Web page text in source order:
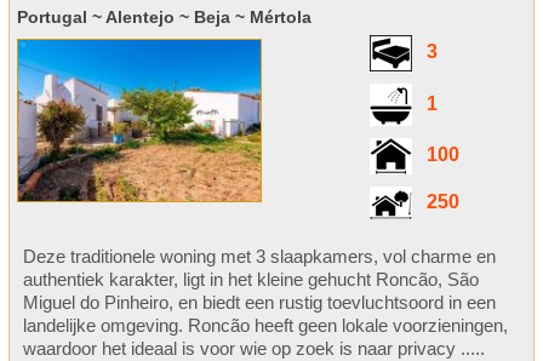
Portugal ~ Alentejo ~ Beja ~ Mértola
3
1
100
250
Deze traditionele woning met 3 slaapkamers, vol charme en
authentiek karakter, ligt in het kleine gehucht Roncão, São
Miguel do Pinheiro, en biedt een rustig toevluchtsoord in een
landelijke omgeving. Roncão heeft geen lokale voorzieningen,
waardoor het ideaal is voor wie op zoek is naar privacy .....